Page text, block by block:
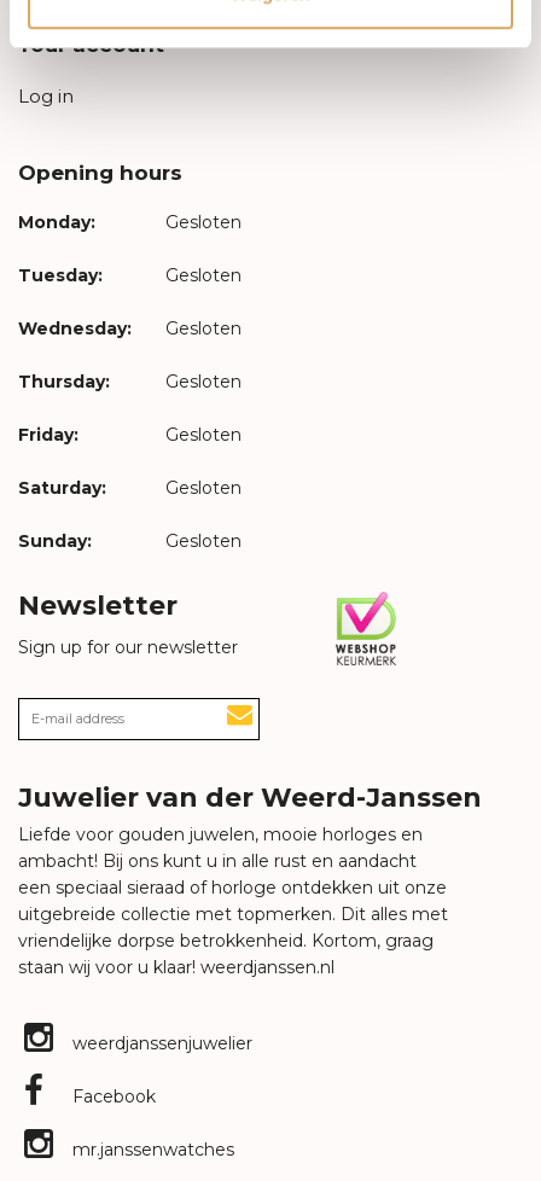
Your account
Log in
Opening hours
Monday: Gesloten
Tuesday: Gesloten
Wednesday: Gesloten
Thursday: Gesloten
Friday: Gesloten
Saturday: Gesloten
Sunday: Gesloten
Newsletter
Sign up for our newsletter
Juwelier van der Weerd-Janssen
Liefde voor gouden juwelen, mooie horloges en
ambacht! Bij ons kunt u in alle rust en aandacht
een speciaal sieraad of horloge ontdekken uit onze
uitgebreide collectie met topmerken. Dit alles met
vriendelijke dorpse betrokkenheid. Kortom, graag
staan wij voor u klaar! weerdjanssen.nl
weerdjanssenjuwelier
Facebook
mr.janssenwatches